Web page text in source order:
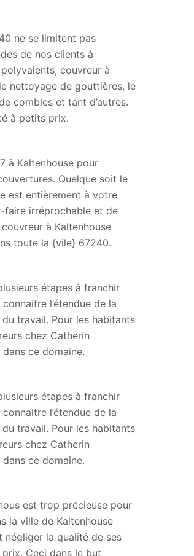
ne se limitent pas
de nos clients à
couvreur à
nettoyage de gouttières, le
combles et tant d’autres.
à petits prix.
à Kaltenhouse pour
Quelque soit le
est entièrement à votre
faire irréprochable et de
à Kaltenhouse
toute la {vile} 67240.
étapes à franchir
l’étendue de la
travail. Pour les habitants
chez Catherin
ce domaine.
étapes à franchir
l’étendue de la
travail. Pour les habitants
chez Catherin
ce domaine.
est trop précieuse pour
la ville de Kaltenhouse
la qualité de ses
Ceci dans le but